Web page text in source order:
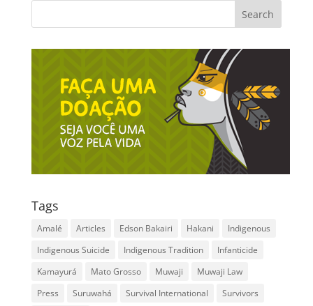
Tags
Amalé Articles Edson Bakairi Hakani
Indigenous
Indigenous Suicide
Indigenous Tradition
Infanticide
Kamayurá
Mato Grosso Muwaji
Muwaji Law
Press
Suruwahá Survival International
Survivors